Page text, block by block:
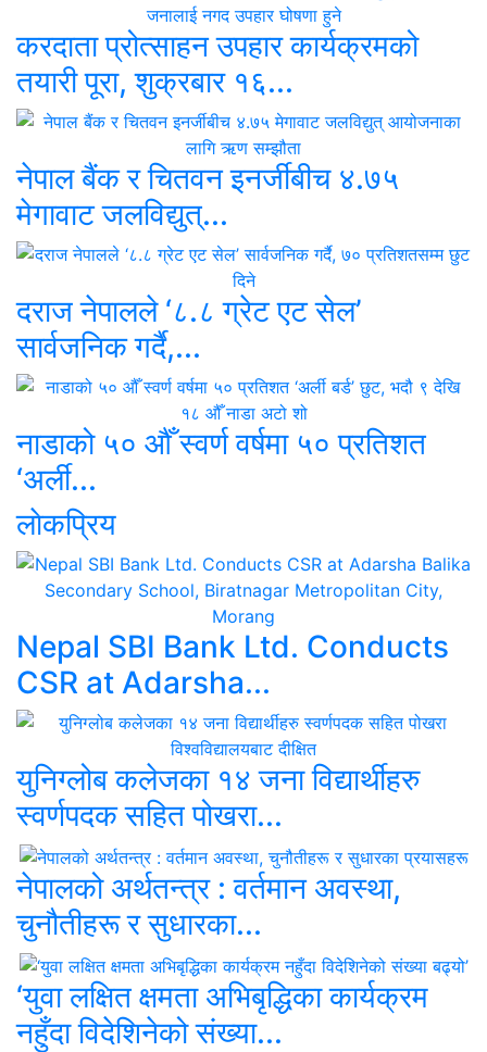
करदाता प्रोत्साहन उपहार कार्यक्रमको
तयारी पूरा, शुक्रबार १६...
नेपाल बैंक र चितवन इनर्जीबीच ४.७५
मेगावाट जलविद्युत्...
दराज नेपालले ‘८.८ ग्रेट एट सेल’
सार्वजनिक गर्दै,...
नाडाको ५० औँ स्वर्ण वर्षमा ५० प्रतिशत
‘अर्ली...
लाेकप्रिय
Nepal SBI Bank Ltd. Conducts
CSR at Adarsha...
युनिग्लोब कलेजका १४ जना विद्यार्थीहरु
स्वर्णपदक सहित पोखरा...
नेपालको अर्थतन्त्र : वर्तमान अवस्था,
चुनौतीहरू र सुधारका...
‘युवा लक्षित क्षमता अभिबृद्धिका कार्यक्रम
नहुँदा विदेशिनेको संख्या...